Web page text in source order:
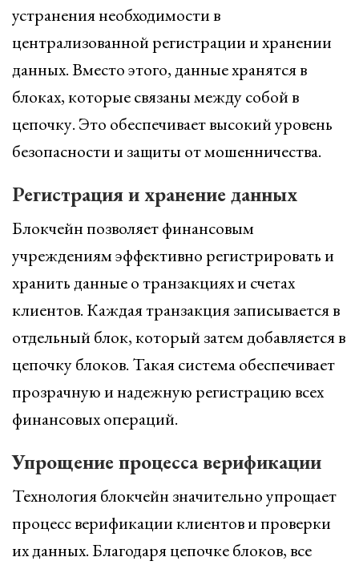
устранения необходимости в
централизованной регистрации и хранении
данных. Вместо этого, данные хранятся в
блоках, которые связаны между собой в
цепочку. Это обеспечивает высокий уровень
безопасности и защиты от мошенничества.
Регистрация и хранение данных
Блокчейн позволяет финансовым
учреждениям эффективно регистрировать и
хранить данные о транзакциях и счетах
клиентов. Каждая транзакция записывается в
отдельный блок, который затем добавляется в
цепочку блоков. Такая система обеспечивает
прозрачную и надежную регистрацию всех
финансовых операций.
Упрощение процесса верификации
Технология блокчейн значительно упрощает
процесс верификации клиентов и проверки
их данных. Благодаря цепочке блоков, все